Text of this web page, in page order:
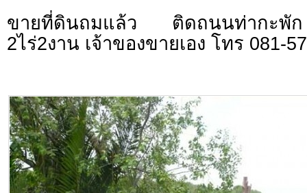
ขายที่ดินถมแล้ว ติดถนนท่ากะ
2ไร่2งาน เจ้าของขายเอง โทร 081-